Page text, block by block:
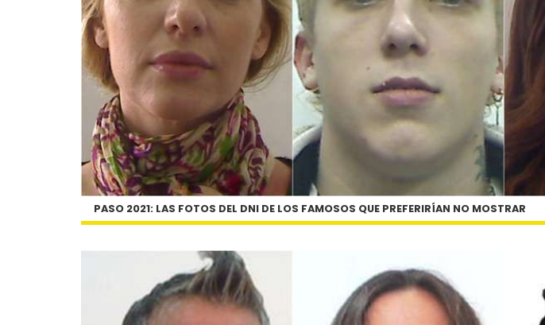
PASO 2021: LAS FOTOS DEL DNI DE LOS FAMOSOS QUE PREFERIRÍAN NO MOSTRAR